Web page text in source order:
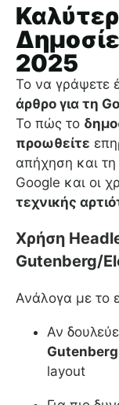
2025
Το να γράψετε
άρθρο για τη
Το πώς το
προωθείτε
απήχηση και
Google και οι
τεχνικής
Χρήση
Gutenberg/
Ανάλογα με το
Αν
Gutenberg
layout